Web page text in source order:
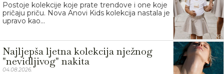
Postoje kolekcije koje prate trendove i one koje
pričaju priču. Nova Anovi Kids kolekcija nastala je
upravo kao...
Najljepša ljetna kolekcija nježnog
"nevidljivog" nakita
04.08.2026.